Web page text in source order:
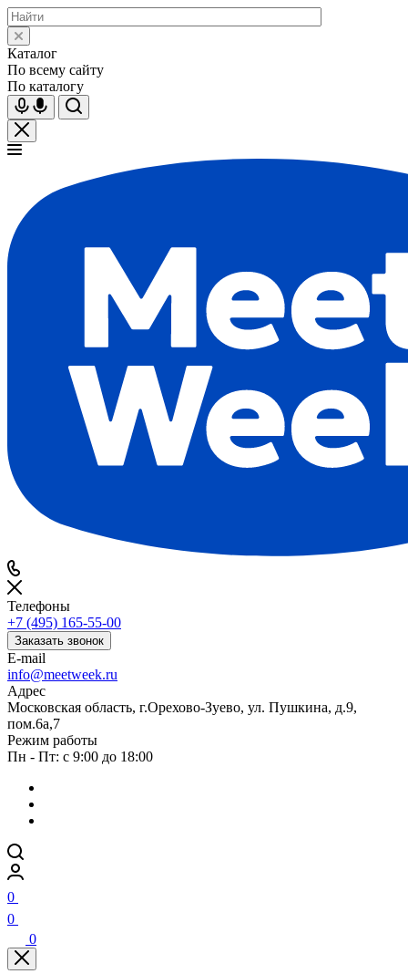
Каталог
По всему сайту
По каталогу
Телефоны
+7 (495) 165-55-00
Заказать звонок
E-mail
info@meetweek.ru
Адрес
Московская область, г.Орехово-Зуево, ул. Пушкина, д.9,
пом.6а,7
Режим работы
Пн - Пт: с 9:00 до 18:00
0
0
0